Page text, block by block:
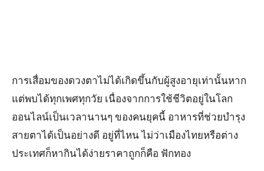
การเสื่อมของดวงตาไม่ได้เกิดขึ้นกับผู้สูงอายุเท่านั้นหาก
แต่พบได้ทุกเพศทุกวัย เนื่องจากการใช้ชีวิตอยู่ในโลก
ออนไลน์เป็นเวลานานๆ ของคนยุคนี้ อาหารที่ช่วยบำรุง
สายตาได้เป็นอย่างดี อยู่ที่ไหน ไม่ว่าเมืองไทยหรือต่าง
ประเทศก็หากินได้ง่ายราคาถูกก็คือ ฟักทอง